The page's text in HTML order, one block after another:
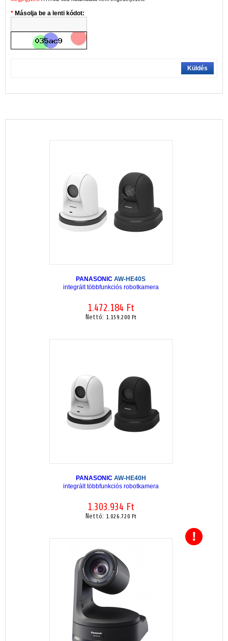
Másolja be a lenti kódot:
Küldés
PANASONIC AW-HE40S
integrált többfunkciós robotkamera
1.472.184 Ft
Nettó: 1.159.200 Ft
PANASONIC AW-HE40H
integrált többfunkciós robotkamera
1.303.934 Ft
Nettó: 1.026.720 Ft